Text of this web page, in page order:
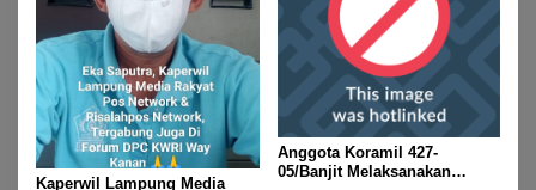
Kaperwil Lampung Media
Anggota Koramil 427-
05/Banjit Melaksanakan